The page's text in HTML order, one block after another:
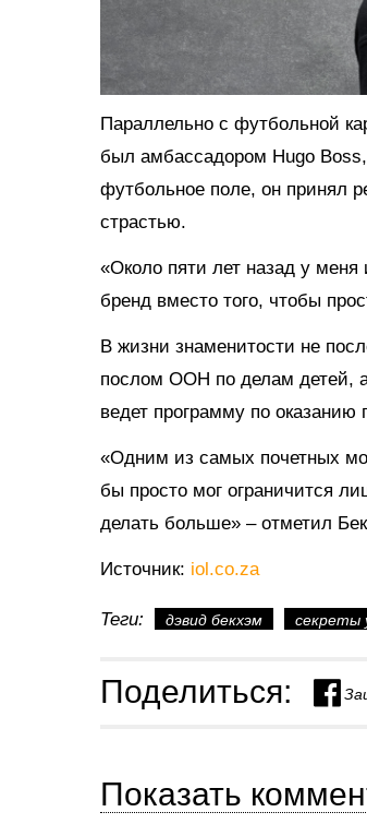
Параллельно с футбольной
был амбассадором Hugo
футбольное поле, он принял
страстью.
«Около пяти лет назад у
бренд вместо того, чтобы
В жизни знаменитости не
послом ООН по делам детей,
ведет программу по
«Одним из самых почетных
бы просто мог ограничится
делать больше» – отметил
Источник: iol.co.za
Теги: дэвид бекхэм секреты
Поделиться:
Показать